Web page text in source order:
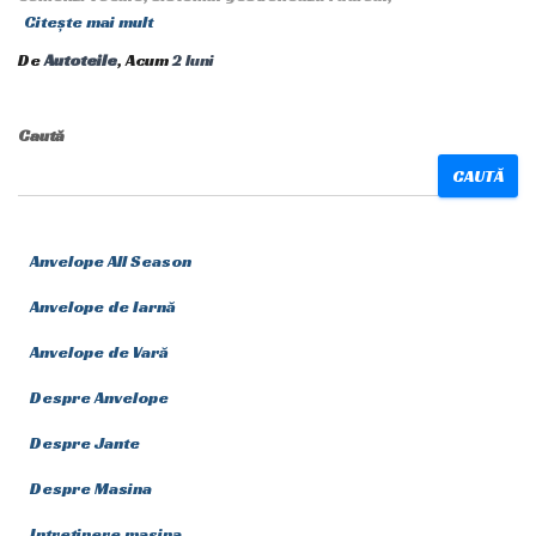
Citește mai mult
DeAutoteile, Acum2 luni
Caută
CAUTĂ
Anvelope All Season
Anvelope de Iarnă
Anvelope de Vară
Despre Anvelope
Despre Jante
Despre Masina